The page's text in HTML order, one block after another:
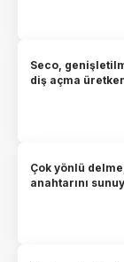
Seco,
diş açma
Çok yönlü
anahtarını